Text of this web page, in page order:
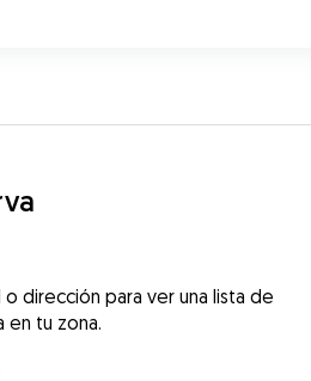
dirección para ver una lista de
en tu zona.